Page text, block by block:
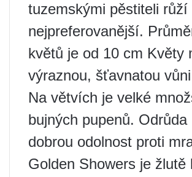
tuzemskými pěstiteli růží
nejpreferovanější.
květů je od 10 cm Květy
výraznou, šťavnatou
Na větvích je velké
bujných pupenů. Odrůda
dobrou odolnost proti
Golden Showers je žlutě